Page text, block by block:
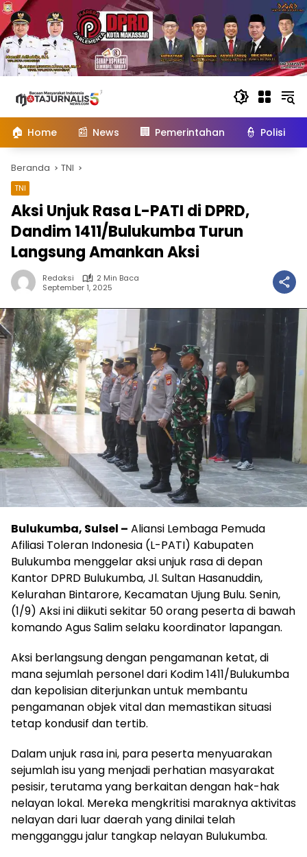
konten
🏠 Home 📰 News 🏢 Pemerintahan 👮 Polisi
Beranda TNI
TNI
Aksi Unjuk Rasa L-PATI di DPRD,
Dandim 1411/Bulukumba Turun
Langsung Amankan Aksi
Redaksi
2 Min Baca
September 1, 2025
Bulukumba, Sulsel – Aliansi Lembaga Pemuda
Afiliasi Toleran Indonesia (L-PATI) Kabupaten
Bulukumba menggelar aksi unjuk rasa di depan
Kantor DPRD Bulukumba, Jl. Sultan Hasanuddin,
Kelurahan Bintarore, Kecamatan Ujung Bulu. Senin,
(1/9) Aksi ini diikuti sekitar 50 orang peserta di bawah
komando Agus Salim selaku koordinator lapangan.
Aksi berlangsung dengan pengamanan ketat, di
mana sejumlah personel dari Kodim 1411/Bulukumba
dan kepolisian diterjunkan untuk membantu
pengamanan objek vital dan memastikan situasi
tetap kondusif dan tertib.
Dalam unjuk rasa ini, para peserta menyuarakan
sejumlah isu yang menjadi perhatian masyarakat
pesisir, terutama yang berkaitan dengan hak-hak
nelayan lokal. Mereka mengkritisi maraknya aktivitas
nelayan dari luar daerah yang dinilai telah
mengganggu jalur tangkap nelayan Bulukumba.